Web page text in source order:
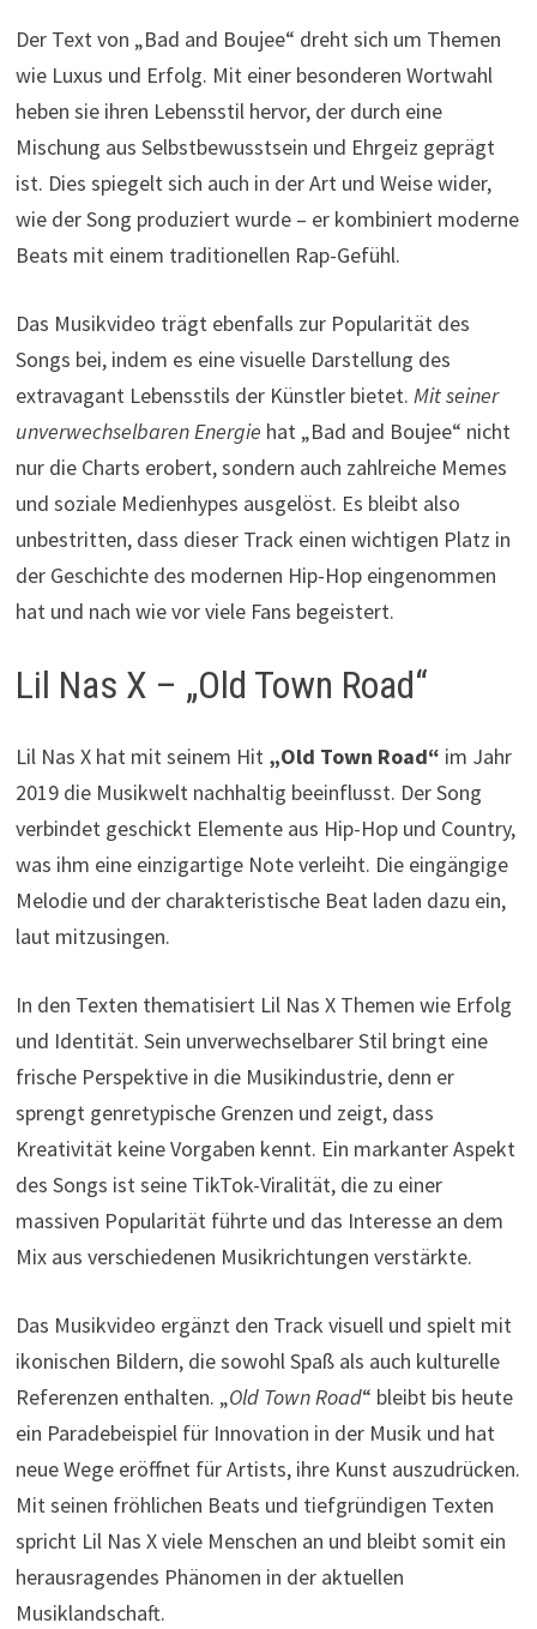
Der Text von „Bad and Boujee“ dreht sich um Themen
wie Luxus und Erfolg. Mit einer besonderen Wortwahl
heben sie ihren Lebensstil hervor, der durch eine
Mischung aus Selbstbewusstsein und Ehrgeiz geprägt
ist. Dies spiegelt sich auch in der Art und Weise wider,
wie der Song produziert wurde – er kombiniert moderne
Beats mit einem traditionellen Rap-Gefühl.
Das Musikvideo trägt ebenfalls zur Popularität des
Songs bei, indem es eine visuelle Darstellung des
extravagant Lebensstils der Künstler bietet. Mit seiner
unverwechselbaren Energie hat „Bad and Boujee“ nicht
nur die Charts erobert, sondern auch zahlreiche Memes
und soziale Medienhypes ausgelöst. Es bleibt also
unbestritten, dass dieser Track einen wichtigen Platz in
der Geschichte des modernen Hip-Hop eingenommen
hat und nach wie vor viele Fans begeistert.
Lil Nas X – „Old Town Road“
Lil Nas X hat mit seinem Hit „Old Town Road“ im Jahr
2019 die Musikwelt nachhaltig beeinflusst. Der Song
verbindet geschickt Elemente aus Hip-Hop und Country,
was ihm eine einzigartige Note verleiht. Die eingängige
Melodie und der charakteristische Beat laden dazu ein,
laut mitzusingen.
In den Texten thematisiert Lil Nas X Themen wie Erfolg
und Identität. Sein unverwechselbarer Stil bringt eine
frische Perspektive in die Musikindustrie, denn er
sprengt genretypische Grenzen und zeigt, dass
Kreativität keine Vorgaben kennt. Ein markanter Aspekt
des Songs ist seine TikTok-Viralität, die zu einer
massiven Popularität führte und das Interesse an dem
Mix aus verschiedenen Musikrichtungen verstärkte.
Das Musikvideo ergänzt den Track visuell und spielt mit
ikonischen Bildern, die sowohl Spaß als auch kulturelle
Referenzen enthalten. „Old Town Road“ bleibt bis heute
ein Paradebeispiel für Innovation in der Musik und hat
neue Wege eröffnet für Artists, ihre Kunst auszudrücken.
Mit seinen fröhlichen Beats und tiefgründigen Texten
spricht Lil Nas X viele Menschen an und bleibt somit ein
herausragendes Phänomen in der aktuellen
Musiklandschaft.